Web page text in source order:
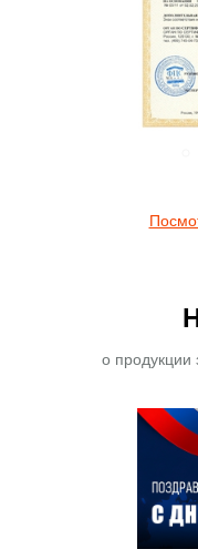
о продукции